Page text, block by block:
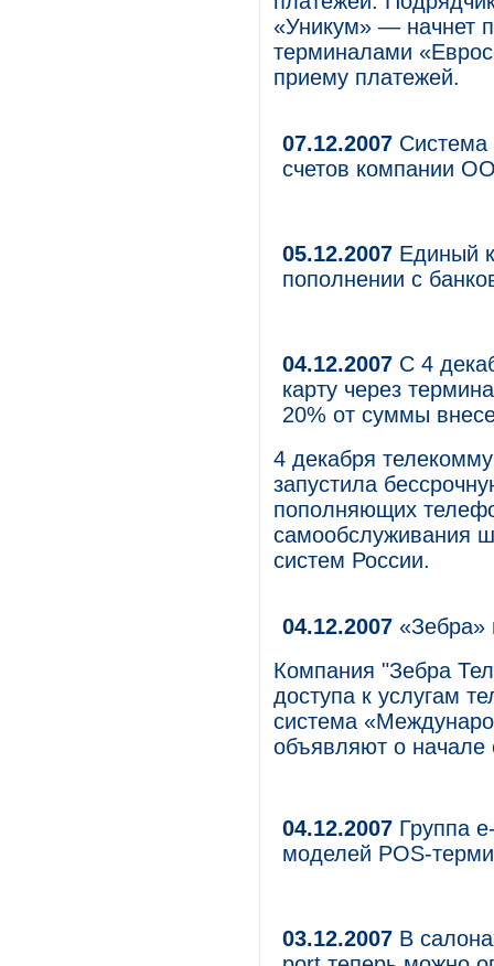
«Уникум» — начнет
терминалами
приему платежей.
07.12.2007 Система
счетов компании
05.12.2007 Единый
пополнении с
04.12.2007 С 4
карту через
20% от суммы
4 декабря
запустила
пополняющих
самообслуживания
систем России.
04.12.2007 «Зебра»
Компания "Зебра
доступа к услугам
система
объявляют о начале
04.12.2007 Группа
моделей POS-
03.12.2007 В